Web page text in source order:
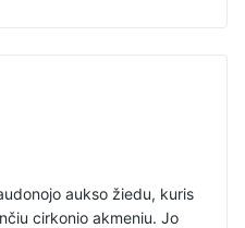
aukso žiedu, kuris
cirkonio akmeniu. Jo